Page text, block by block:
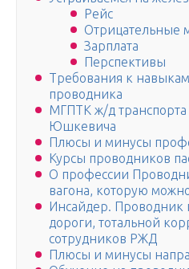
Рейс
Отрицательные
Зарплата
Перспективы
Требования к
проводника
МГПТК ж/д
Юшкевича
Плюсы и минусы
Курсы проводников
О профессии
вагона, которую
Инсайдер. Проводник
дороги, тотальной
сотрудников РЖД
Плюсы и минусы